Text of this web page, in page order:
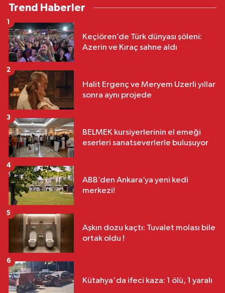
Trend Haberler
Keçiören’de Türk dünyası şöleni:
Azerin ve Kıraç sahne aldı
1
Halit Ergenç ve Meryem Uzerli yıllar
sonra aynı projede
2
BELMEK kursiyerlerinin el emeği
eserleri sanatseverlerle buluşuyor
3
ABB’den Ankara’ya yeni kedi
merkezi!
4
Aşkın dozu kaçtı: Tuvalet molası bile
ortak oldu !
5
Kütahya'da ifeci kaza: 1 ölü, 1 yaralı
6